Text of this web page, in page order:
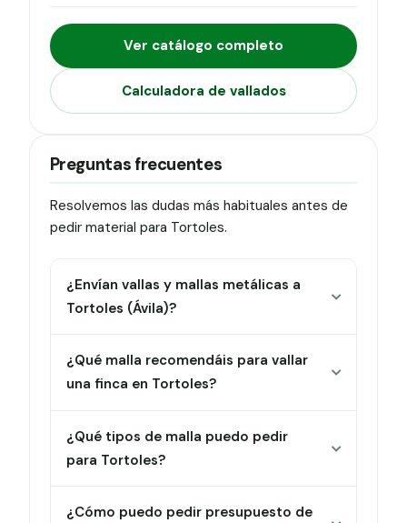
Ver catálogo completo
Calculadora de vallados
Preguntas frecuentes
Resolvemos las dudas más habituales antes de
pedir material para Tortoles.
¿Envían vallas y mallas metálicas a
Tortoles (Ávila)?
¿Qué malla recomendáis para vallar
una finca en Tortoles?
¿Qué tipos de malla puedo pedir
para Tortoles?
¿Cómo puedo pedir presupuesto de